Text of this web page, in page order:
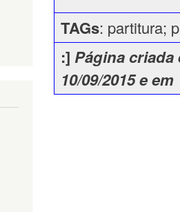
TAGs: partitura;
:] Página criada
10/09/2015 e